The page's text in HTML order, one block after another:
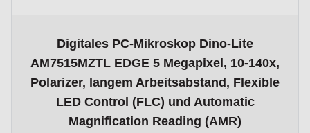
Digitales PC-Mikroskop Dino-Lite
AM7515MZTL EDGE 5 Megapixel, 10-140x,
Polarizer, langem Arbeitsabstand, Flexible
LED Control (FLC) und Automatic
Magnification Reading (AMR)